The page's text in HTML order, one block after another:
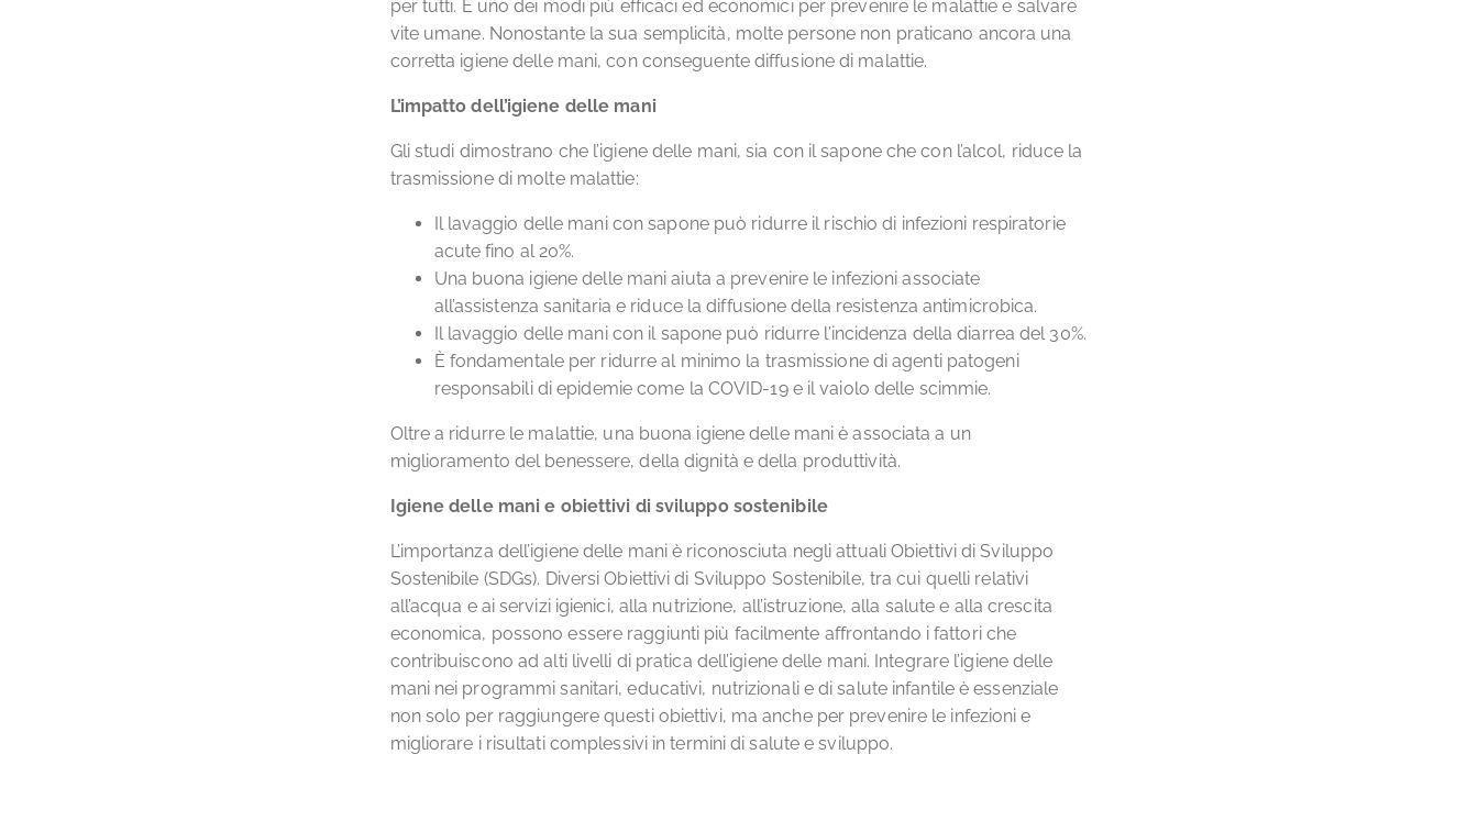
per tutti. È uno dei modi più efficaci ed economici per prevenire le malattie e salvare
vite umane. Nonostante la sua semplicità, molte persone non praticano ancora una
corretta igiene delle mani, con conseguente diffusione di malattie.
L’impatto dell’igiene delle mani
Gli studi dimostrano che l’igiene delle mani, sia con il sapone che con l’alcol, riduce la
trasmissione di molte malattie:
Il lavaggio delle mani con sapone può ridurre il rischio di infezioni respiratorie
acute fino al 20%.
Una buona igiene delle mani aiuta a prevenire le infezioni associate
all’assistenza sanitaria e riduce la diffusione della resistenza antimicrobica.
Il lavaggio delle mani con il sapone può ridurre l’incidenza della diarrea del 30%.
È fondamentale per ridurre al minimo la trasmissione di agenti patogeni
responsabili di epidemie come la COVID-19 e il vaiolo delle scimmie.
Oltre a ridurre le malattie, una buona igiene delle mani è associata a un
miglioramento del benessere, della dignità e della produttività.
Igiene delle mani e obiettivi di sviluppo sostenibile
L’importanza dell’igiene delle mani è riconosciuta negli attuali Obiettivi di Sviluppo
Sostenibile (SDGs). Diversi Obiettivi di Sviluppo Sostenibile, tra cui quelli relativi
all’acqua e ai servizi igienici, alla nutrizione, all’istruzione, alla salute e alla crescita
economica, possono essere raggiunti più facilmente affrontando i fattori che
contribuiscono ad alti livelli di pratica dell’igiene delle mani. Integrare l’igiene delle
mani nei programmi sanitari, educativi, nutrizionali e di salute infantile è essenziale
non solo per raggiungere questi obiettivi, ma anche per prevenire le infezioni e
migliorare i risultati complessivi in termini di salute e sviluppo.